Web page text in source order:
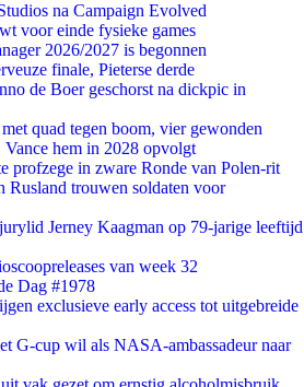
na Campaign Evolved
voor einde fysieke games
2026/2027 is begonnen
finale, Pieterse derde
de Boer geschorst na dickpic in
quad tegen boom, vier gewonden
hem in 2028 opvolgt
profzege in zware Ronde van Polen-rit
Rusland trouwen soldaten voor
Jerney Kaagman op 79-jarige leeftijd
van week 32
Dag #1978
exclusieve early access tot uitgebreide
G-cup wil als NASA-ambassadeur naar